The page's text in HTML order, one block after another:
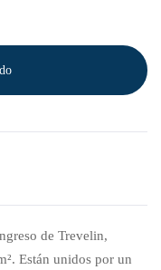
de Trevelin,
Están unidos por un